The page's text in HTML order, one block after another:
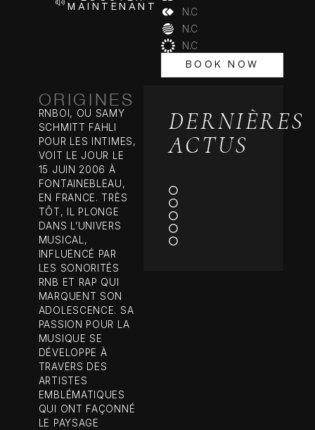
MAINTENANT
N.C
N.C
N.C
BOOK NOW
ORIGINES
RNBOI, OU SAMY
SCHMITT FAHLI
POUR LES INTIMES,
VOIT LE JOUR LE
15 JUIN 2006 À
FONTAINEBLEAU,
EN FRANCE. TRÈS
TÔT, IL PLONGE
DANS L’UNIVERS
MUSICAL,
INFLUENCÉ PAR
LES SONORITÉS
RNB ET RAP QUI
MARQUENT SON
ADOLESCENCE. SA
PASSION POUR LA
MUSIQUE SE
DÉVELOPPE À
TRAVERS DES
ARTISTES
EMBLÉMATIQUES
QUI ONT FAÇONNÉ
LE PAYSAGE
DERNIÈRES
ACTUS